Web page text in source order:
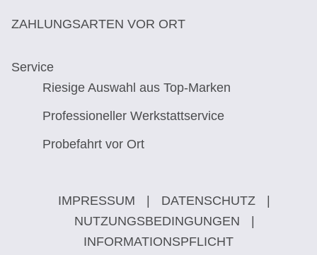
ZAHLUNGSARTEN VOR ORT
Service
Riesige Auswahl aus Top-Marken
Professioneller Werkstattservice
Probefahrt vor Ort
IMPRESSUM DATENSCHUTZ
NUTZUNGSBEDINGUNGEN
INFORMATIONSPFLICHT